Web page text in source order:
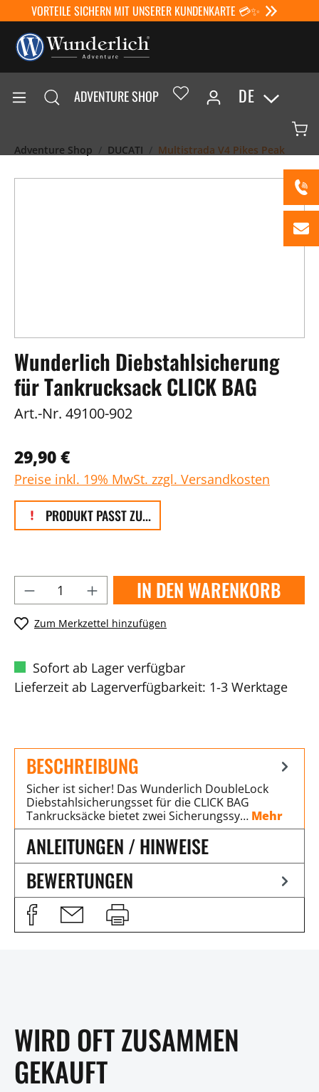
VORTEILE SICHERN MIT UNSERER KUNDENKARTE 💳✨
ADVENTURE SHOP DE
Adventure Shop DUCATI Multistrada V4 Pikes Peak
Wunderlich Diebstahlsicherung
für Tankrucksack CLICK BAG
Art.-Nr. 49100-902
29,90 €
Preise inkl. 19% MwSt. zzgl. Versandkosten
PRODUKT PASST ZU...
IN DEN WARENKORB
Zum Merkzettel hinzufügen
Sofort ab Lager verfügbar
Lieferzeit ab Lagerverfügbarkeit: 1-3 Werktage
BESCHREIBUNG
Sicher ist sicher! Das Wunderlich DoubleLock
Diebstahlsicherungsset für die CLICK BAG
Tankrucksäcke bietet zwei Sicherungssy… Mehr
ANLEITUNGEN / HINWEISE
BEWERTUNGEN
WIRD OFT ZUSAMMEN
GEKAUFT